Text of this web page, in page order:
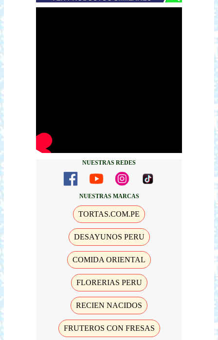
NUESTRAS REDES
NUESTRAS MARCAS
TORTAS.COM.PE
DESAYUNOS PERU
COMIDA ORIENTAL
FLORERIAS PERU
RECIEN NACIDOS
FRUTEROS CON FRESAS